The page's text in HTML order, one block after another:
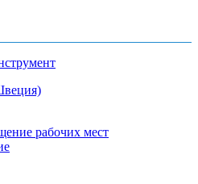
рабочих мест